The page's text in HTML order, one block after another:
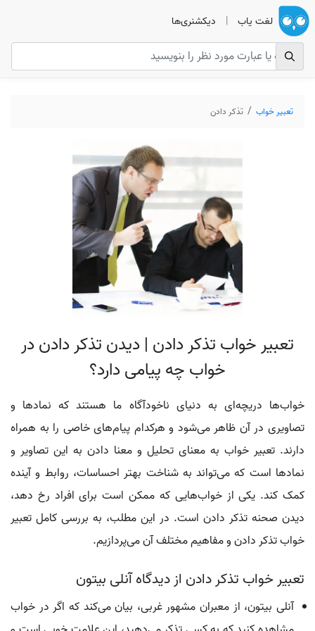
لغت یاب | دیکشنری‌ها
تعبیر خواب تذکر دادن
تعبیر خواب تذکر دادن | دیدن تذکر دادن در
خواب چه پیامی دارد؟
خواب‌ها دریچه‌ای به دنیای ناخودآگاه ما هستند که نمادها و
تصاویری در آن ظاهر می‌شود و هرکدام پیام‌های خاصی را به همراه
دارند. تعبیر خواب به معنای تحلیل و معنا دادن به این تصاویر و
نمادها است که می‌تواند به شناخت بهتر احساسات، روابط و آینده
کمک کند. یکی از خواب‌هایی که ممکن است برای افراد رخ دهد،
دیدن صحنه تذکر دادن است. در این مطلب، به بررسی کامل تعبیر
خواب تذکر دادن و مفاهیم مختلف آن می‌پردازیم.
تعبیر خواب تذکر دادن از دیدگاه آنلی بیتون
آنلی بیتون، از معبران مشهور غربی، بیان می‌کند که اگر در خواب